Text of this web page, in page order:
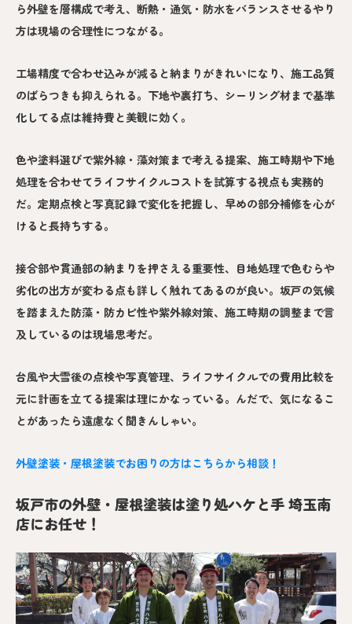
ら外壁を層構成で考え、断熱・通気・防水をバランスさせるやり
方は現場の合理性につながる。
工場精度で合わせ込みが減ると納まりがきれいになり、施工品質
のばらつきも抑えられる。下地や裏打ち、シーリング材まで基準
化してる点は維持費と美観に効く。
色や塗料選びで紫外線・藻対策まで考える提案、施工時期や下地
処理を合わせてライフサイクルコストを試算する視点も実務的
だ。定期点検と写真記録で変化を把握し、早めの部分補修を心が
けると長持ちする。
接合部や貫通部の納まりを押さえる重要性、目地処理で色むらや
劣化の出方が変わる点も詳しく触れてあるのが良い。坂戸の気候
を踏まえた防藻・防カビ性や紫外線対策、施工時期の調整まで言
及しているのは現場思考だ。
台風や大雪後の点検や写真管理、ライフサイクルでの費用比較を
元に計画を立てる提案は理にかなっている。んだで、気になるこ
とがあったら遠慮なく聞きんしゃい。
外壁塗装・屋根塗装でお困りの方はこちらから相談！
坂戸市の外壁・屋根塗装は塗り処ハケと手 埼玉南
店にお任せ！